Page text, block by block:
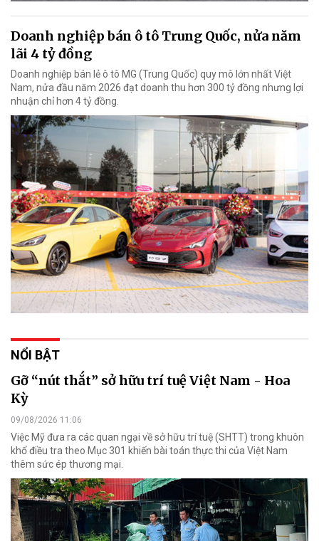
Doanh nghiệp bán ô tô Trung Quốc, nửa năm
lãi 4 tỷ đồng
Doanh nghiệp bán lẻ ô tô MG (Trung Quốc) quy mô lớn nhất Việt
Nam, nửa đầu năm 2026 đạt doanh thu hơn 300 tỷ đồng nhưng lợi
nhuận chỉ hơn 4 tỷ đồng.
NỔI BẬT
Gỡ “nút thắt” sở hữu trí tuệ Việt Nam - Hoa
Kỳ
09/08/2026 11:06
Việc Mỹ đưa ra các quan ngại về sở hữu trí tuệ (SHTT) trong khuôn
khổ điều tra theo Mục 301 khiến bài toán thực thi của Việt Nam
thêm sức ép thương mại.